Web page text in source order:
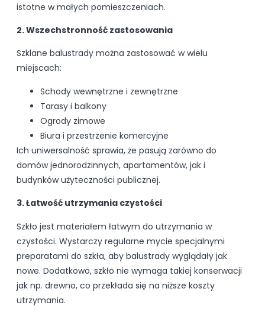
istotne w małych pomieszczeniach.
2. Wszechstronność zastosowania
Szklane balustrady można zastosować w wielu
miejscach:
Schody wewnętrzne i zewnętrzne
Tarasy i balkony
Ogrody zimowe
Biura i przestrzenie komercyjne
Ich uniwersalność sprawia, że pasują zarówno do
domów jednorodzinnych, apartamentów, jak i
budynków użyteczności publicznej.
3. Łatwość utrzymania czystości
Szkło jest materiałem łatwym do utrzymania w
czystości. Wystarczy regularne mycie specjalnymi
preparatami do szkła, aby balustrady wyglądały jak
nowe. Dodatkowo, szkło nie wymaga takiej konserwacji
jak np. drewno, co przekłada się na niższe koszty
utrzymania.